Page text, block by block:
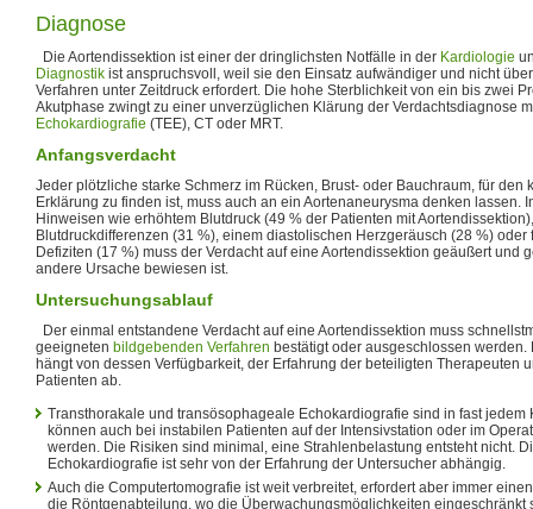
Diagnose
Die Aortendissektion ist einer der dringlichsten Notfälle in der Kardiologie
Diagnostik ist anspruchsvoll, weil sie den Einsatz aufwändiger und nicht
Verfahren unter Zeitdruck erfordert. Die hohe Sterblichkeit von ein bis zwei
Akutphase zwingt zu einer unverzüglichen Klärung der Verdachtsdiagnose
Echokardiografie (TEE), CT oder MRT.
Anfangsverdacht
Jeder plötzliche starke Schmerz im Rücken, Brust- oder Bauchraum, für den
Erklärung zu finden ist, muss auch an ein Aortenaneurysma denken lassen.
Hinweisen wie erhöhtem Blutdruck (49 % der Patienten mit
Blutdruckdifferenzen (31 %), einem diastolischen Herzgeräusch (28 %)
Defiziten (17 %) muss der Verdacht auf eine Aortendissektion geäußert und
andere Ursache bewiesen ist.
Untersuchungsablauf
Der einmal entstandene Verdacht auf eine Aortendissektion muss
geeigneten bildgebenden Verfahren bestätigt oder ausgeschlossen werden.
hängt von dessen Verfügbarkeit, der Erfahrung der beteiligten Therapeuten
Patienten ab.
Transthorakale und transösophageale Echokardiografie sind in fast jedem
können auch bei instabilen Patienten auf der Intensivstation oder im
werden. Die Risiken sind minimal, eine Strahlenbelastung entsteht nicht.
Echokardiografie ist sehr von der Erfahrung der Untersucher abhängig.
Auch die Computertomografie ist weit verbreitet, erfordert aber immer
die Röntgenabteilung, wo die Überwachungsmöglichkeiten eingeschränkt